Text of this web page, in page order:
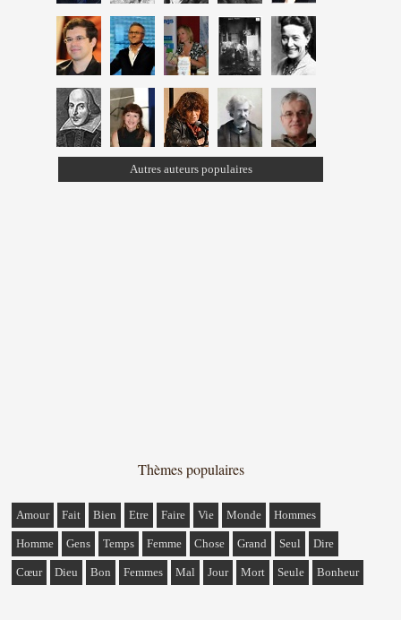
Autres auteurs populaires
Thèmes populaires
Amour Fait Bien Etre Faire Vie Monde Hommes
Homme Gens Temps Femme Chose Grand Seul Dire
Cœur Dieu Bon Femmes Mal Jour Mort Seule Bonheur